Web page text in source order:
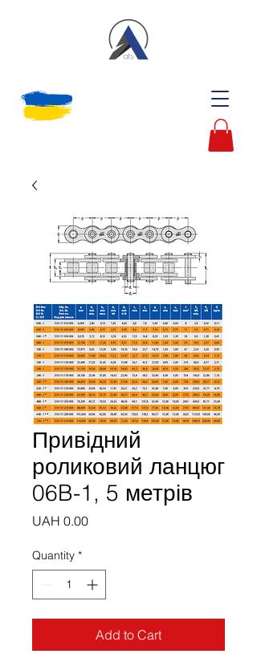
Привідний
роликовий ланцюг
06B-1, 5 метрів
UAH 0.00Price
Quantity *
Add to Cart